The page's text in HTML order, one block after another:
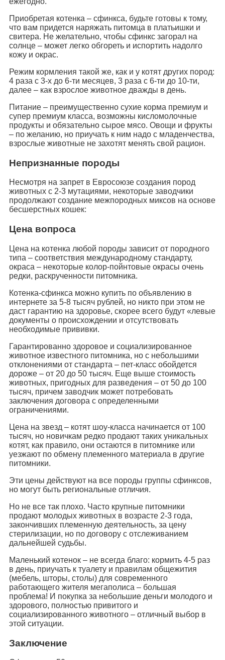
Приобретая котенка – сфинкса, будьте готовы к тому,
что вам придется наряжать питомца в платьишки и
свитера. Не желательно, чтобы сфинкс загорал на
солнце – может легко обгореть и испортить надолго
кожу и окрас.
Режим кормления такой же, как и у котят других пород:
4 раза с 3-х до 6-ти месяцев, 3 раза с 6-ти до 10-ти,
далее – как взрослое животное дважды в день.
Питание – преимущественно сухие корма премиум и
супер премиум класса, возможны кисломолочные
продукты и обязательно сырое мясо. Овощи и фрукты
– по желанию, но приучать к ним надо с младенчества,
взрослые животные не захотят менять свой рацион.
Непризнанные породы
Несмотря на запрет в Евросоюзе создания пород
животных с 2-3 мутациями, некоторые заводчики
продолжают создание межпородных миксов на основе
бесшерстных кошек:
Цена вопроса
Цена на котенка любой породы зависит от породного
типа – соответствия международному стандарту,
окраса – некоторые колор-пойнтовые окрасы очень
редки, раскрученности питомника.
Котенка-сфинкса можно купить по объявлению в
интернете за 5-8 тысяч рублей, но никто при этом не
даст гарантию на здоровье, скорее всего будут «левые
документы о происхождении и отсутствовать
необходимые прививки.
Гарантированно здоровое и социализированное
животное известного питомника, но с небольшими
отклонениями от стандарта – пет-класс обойдется
дороже – от 20 до 50 тысяч. Еще выше стоимость
животных, пригодных для разведения – от 50 до 100
тысяч, причем заводчик может потребовать
заключения договора с определенными
ограничениями.
Цена на звезд – котят шоу-класса начинается от 100
тысяч, но новичкам редко продают таких уникальных
котят, как правило, они остаются в питомнике или
уезжают по обмену племенного материала в другие
питомники.
Эти цены действуют на все породы группы сфинксов,
но могут быть региональные отличия.
Но не все так плохо. Часто крупные питомники
продают молодых животных в возрасте 2-3 года,
закончивших племенную деятельность, за цену
стерилизации, но по договору с отслеживанием
дальнейшей судьбы.
Маленький котенок – не всегда благо: кормить 4-5 раз
в день, приучать к туалету и правилам общежития
(мебель, шторы, столы) для современного
работающего жителя мегаполиса – большая
проблема! И покупка за небольшие деньги молодого и
здорового, полностью привитого и
социализированного животного – отличный выбор в
этой ситуации.
Заключение